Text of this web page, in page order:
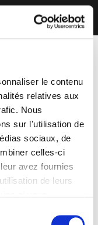
le contenu
relatives aux
Nous
sur l'utilisation de
sociaux, de
celles-ci
avez fournies
de leurs